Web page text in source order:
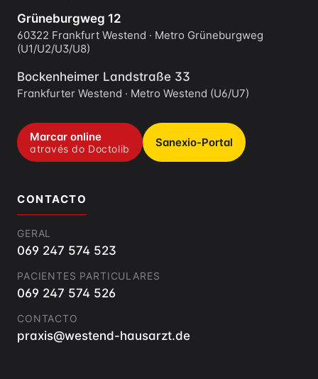
Grüneburgweg 12
60322 Frankfurt Westend · Metro Grüneburgweg
(U1/U2/U3/U8)
Bockenheimer Landstraße 33
Frankfurter Westend · Metro Westend (U6/U7)
Marcar online
através do Doctolib Sanexio-Portal
CONTACTO
GERAL
069 247 574 523
PACIENTES PARTICULARES
069 247 574 526
CONTACTO
praxis@westend-hausarzt.de